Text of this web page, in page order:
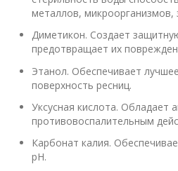
металлов, микроорганизмов,
Диметикон. Создает
предотвращает их
Этанол. Обеспечивает
поверхность ресниц.
Уксусная кислота. Обладает
противовоспалительным
Карбонат калия.
pH.